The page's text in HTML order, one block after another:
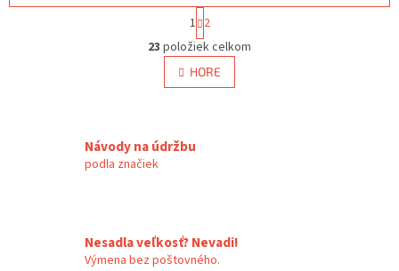
O
v
l
á
k
y
S
t
r
á
n
k
1 2
23 položiek celkom
HORE
Návody na údržbu
podla značiek
Nesadla veľkosť? Nevadi!
Výmena bez poštovného.